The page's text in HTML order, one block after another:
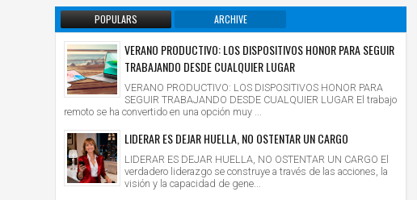
POPULARS ARCHIVE
VERANO PRODUCTIVO: LOS DISPOSITIVOS HONOR PARA SEGUIR
TRABAJANDO DESDE CUALQUIER LUGAR
VERANO PRODUCTIVO: LOS DISPOSITIVOS HONOR PARA
SEGUIR TRABAJANDO DESDE CUALQUIER LUGAR El trabajo
remoto se ha convertido en una opción muy ...
LIDERAR ES DEJAR HUELLA, NO OSTENTAR UN CARGO
LIDERAR ES DEJAR HUELLA, NO OSTENTAR UN CARGO El
verdadero liderazgo se construye a través de las acciones, la
visión y la capacidad de gene...